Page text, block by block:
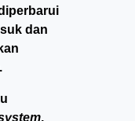
dan
,